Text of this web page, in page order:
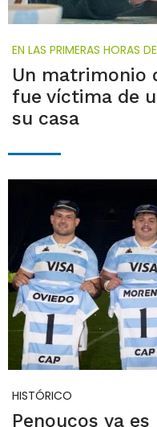
EN LAS PRIMERAS HORAS
Un matrimonio
fue víctima de
su casa
HISTÓRICO
Penoucos ya es